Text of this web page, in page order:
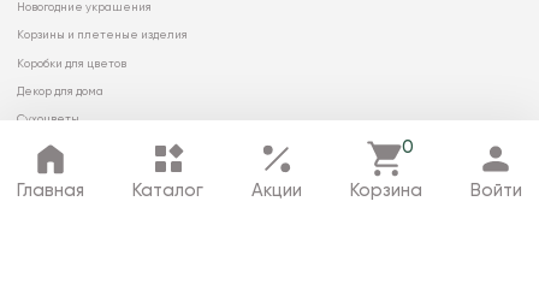
Главная Каталог Акции
0
Корзина Войти
Новогодние украшения
Корзины и плетеные изделия
Коробки для цветов
Декор для дома
Сухоцветы
© 2026 ООО «МИРРЭЙ»